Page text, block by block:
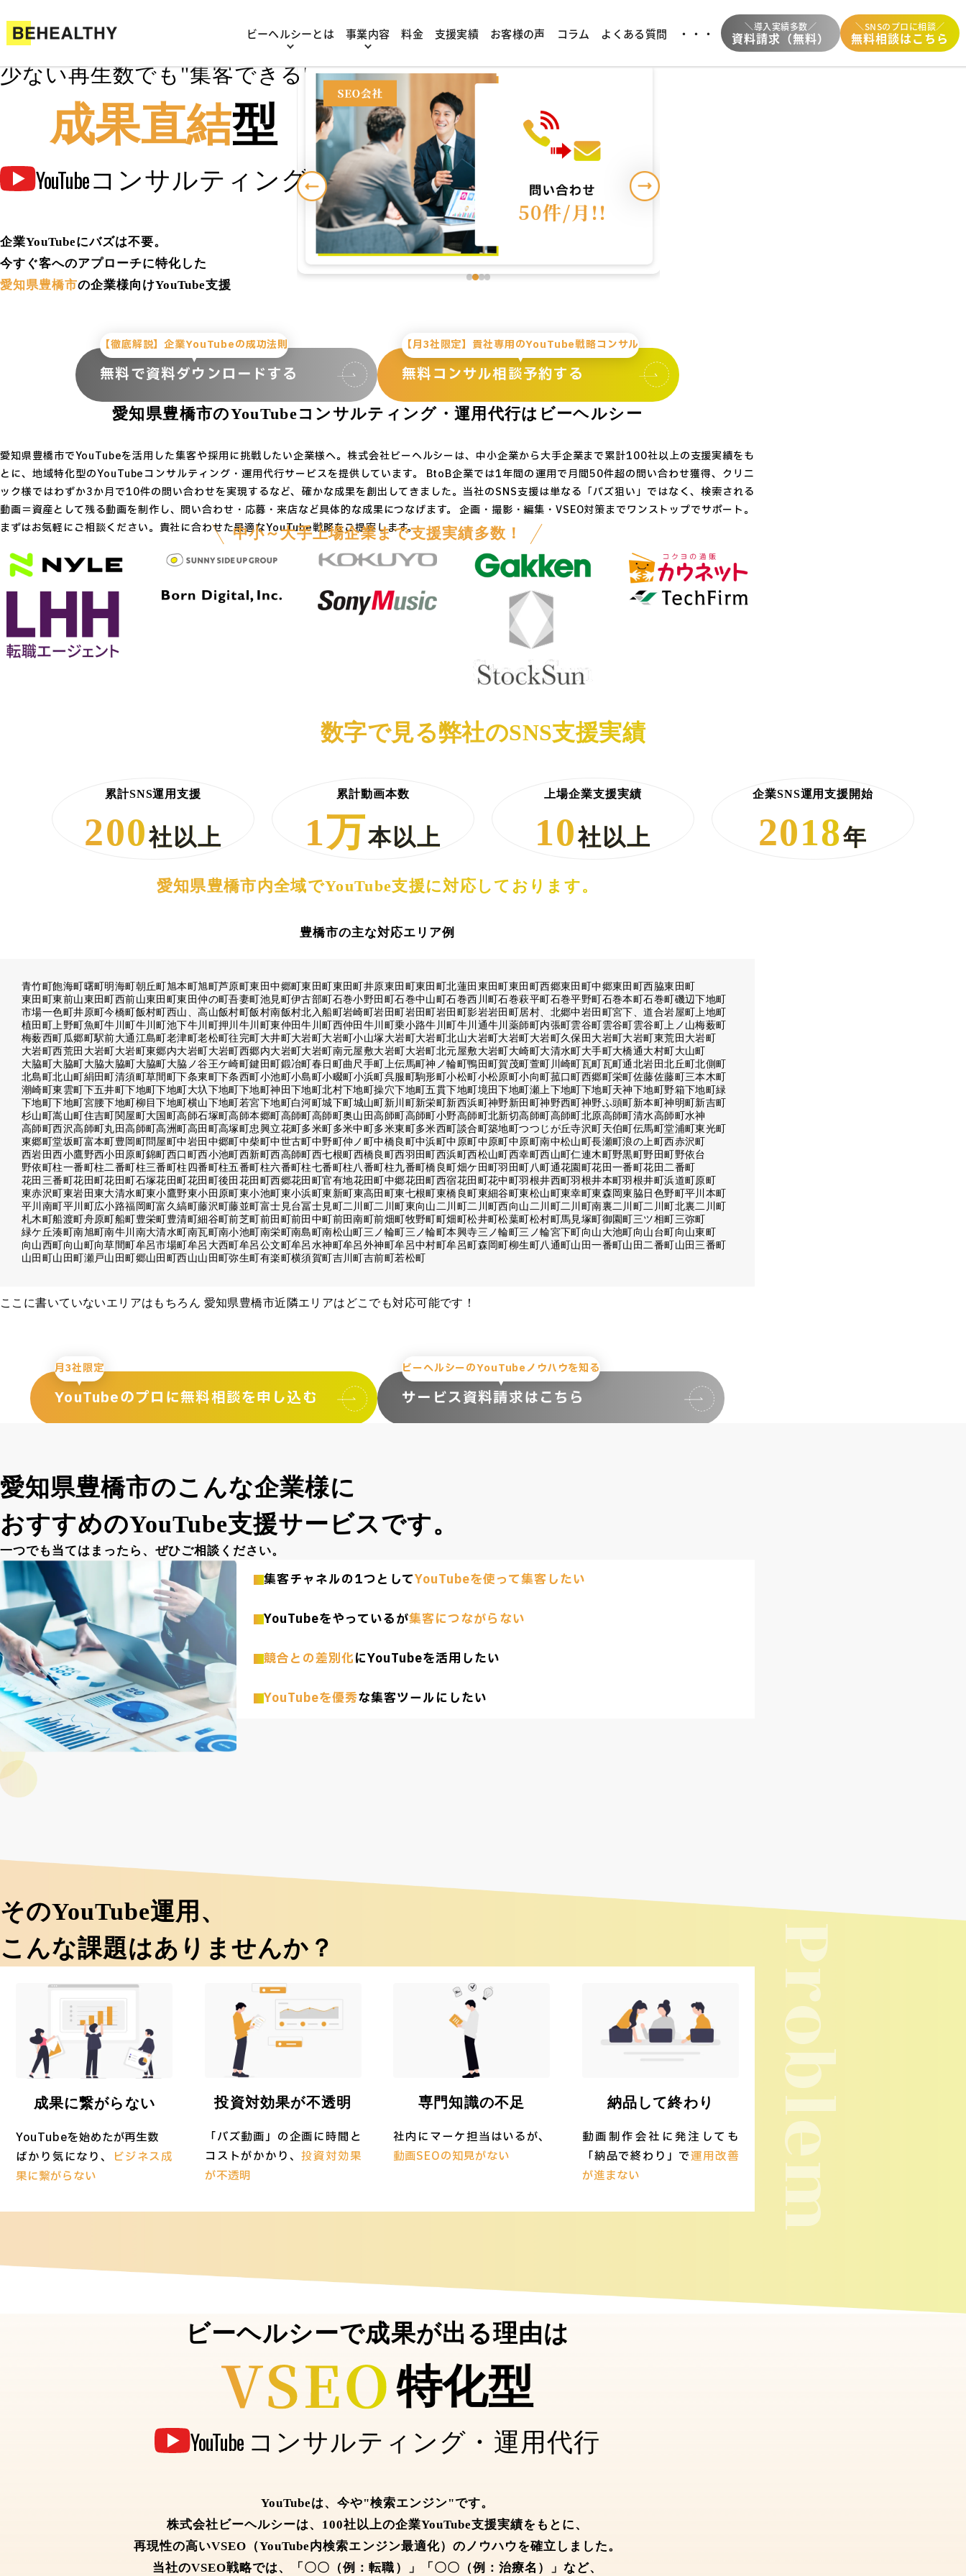
ビーヘルシーとは 事業内容 料金 支援実績 お客様の声 コラム よくある質問 ・・・ ＼導入実績多数／
資料請求（無料）
＼SNSのプロに相談／
無料相談はこちら
少ない再生数でも"集客できる"
成果直結型
YouTubeコンサルティング
企業YouTubeにバズは不要。
今すぐ客へのアプローチに特化した
愛知県豊橋市の企業様向けYouTube支援
【徹底解説】企業YouTubeの成功法則
無料で資料ダウンロードする
【月3社限定】貴社専用のYouTube戦略コンサル
無料コンサル相談予約する
愛知県豊橋市のYouTubeコンサルティング・運用代行は ビーヘルシー
愛知県豊橋市でYouTubeを活用した集客や採用に挑戦したい企業様へ。株式会社ビーヘルシーは、中小企業から大手企業まで累計100社以上の支援実績をも
とに、地域特化型のYouTubeコンサルティング・運用代行サービスを提供しています。 BtoB企業では1年間の運用で月間50件超の問い合わせ獲得、クリニ
ック様ではわずか3か月で10件の問い合わせを実現するなど、確かな成果を創出してきました。当社のSNS支援は単なる「バズ狙い」ではなく、検索される
動画＝資産として残る動画を制作し、問い合わせ・応募・来店など具体的な成果につなげます。 企画・撮影・編集・VSEO対策までワンストップでサポート。
まずはお気軽にご相談ください。貴社に合わせた最適なYouTube戦略をご提案します。
中小～大手上場企業まで支援実績多数！
数字で見る弊社のSNS支援実績
累計SNS運用支援
200社以上
累計動画本数
1万本以上
上場企業支援実績
10社以上
企業SNS運用支援開始
2018年
愛知県豊橋市内全域でYouTube支援に対応しております。
豊橋市の主な対応エリア例
青竹町飽海町 曙町 明海町 朝丘町 旭本町旭町芦原町東田中郷町東田町 東田町井原東田町東田町北蓮田 東田町 東田町西郷東田町中郷東田町西脇東田町
東田町東前山東田町西前山東田町東田仲の町吾妻町 池見町 伊古部町 石巻小野田町石巻中山町石巻西川町石巻萩平町 石巻平野町 石巻本町石巻町 磯辺下地町
市場一色町井原町今橋町 飯村町西山、高山飯村町飯村南飯村北 入船町岩崎町岩田町 岩田町 岩田町影岩岩田町居村、北郷中岩田町宮下、道合岩屋町上地町
植田町上野町 魚町牛川町 牛川町池下牛川町押川 牛川町東仲田牛川町西仲田 牛川町乗小路牛川町 牛川通牛川薬師町 内張町 雲谷町 雲谷町 雲谷町上ノ山梅薮町
梅薮西町
瓜郷町駅前大通 江島町 老津町老松町往完町 大井町 大岩町 大岩町小山塚大岩町 大岩町北山大岩町 大岩町 大岩町久保田 大岩町 大岩町東荒田 大岩町
大岩町西荒田 大岩町 大岩町東郷内大岩町 大岩町西郷内大岩町 大岩町南元屋敷大岩町 大岩町北元屋敷大岩町 大崎町 大清水町 大手町 大橋通 大村町 大山町
大脇町 大脇町大脇大脇町 大脇町大脇ノ谷王ケ崎町鍵田町 鍛冶町 春日町 曲尺手町 上伝馬町神ノ輪町鴨田町賀茂町 萱町 川崎町 瓦町 瓦町通 北岩田北丘町北側町
北島町北山町 絹田町 清須町草間町下条東町下条西町 小池町 小島町小畷町 小浜町 呉服町駒形町小松町 小松原町小向町 菰口町 西郷町栄町 佐藤佐藤町 三本木町
潮崎町東雲町 下五井町下地町下地町大圦下地町 下地町神田 下地町北村下地町操穴下地町五貫下地町境田下地町瀬上下地町 下地町天神下地町野箱下地町緑
下地町下地町宮腰下地町柳目下地町横山下地町若宮下地町 白河町城下町 城山町 新川町 新栄町 新西浜町 神野新田町神野西町 神野ふ頭町 新本町神明町 新吉町
杉山町嵩山町 住吉町 関屋町 大国町高師石塚町高師本郷町 高師町 高師町奥山田高師町 高師町小野高師町北新切高師町 高師町北原高師町清水高師町水神
高師町西沢高師町丸田高師町高洲町 高田町高塚町忠興立花町 多米町 多米中町 多米東町 多米西町 談合町 築地町つつじが丘寺沢町 天伯町 伝馬町堂浦町東光町
東郷町堂坂町 富本町 豊岡町 問屋町中岩田 中郷町 中柴町中世古町 中野町仲ノ町中橋良町中浜町中原町 中原町 中原町南中松山町長瀬町浪の上町西赤沢町
西岩田西小鷹野西小田原町錦町 西口町西小池町 西新町西高師町 西七根町 西橋良町西羽田町 西浜町西松山町 西幸町西山町仁連木町野黒町野田町 野依台
野依町柱一番町 柱二番町 柱三番町柱四番町柱五番町 柱六番町柱七番町柱八番町 柱九番町橋良町 畑ケ田町羽田町 八町通花園町花田一番町花田二番町
花田三番町花田町花田町石塚花田町 花田町後田 花田町西郷花田町官有地花田町中郷花田町西宿花田町 花中町羽根井西町羽根井本町羽根井町浜道町 原町
東赤沢町 東岩田 東大清水町東小鷹野東小田原町 東小池町 東小浜町東新町 東高田町東七根町 東橋良町 東細谷町東松山町 東幸町東森岡東脇 日色野町 平川本町
平川南町 平川町 広小路福岡町富久縞町藤沢町藤並町 富士見台冨士見町二川町二川町東向山二川町二川町西向山二川町 二川町南裏二川町二川町北裏二川町
札木町船渡町 舟原町 船町 豊栄町 豊清町細谷町前芝町 前田町 前田中町 前田南町前畑町 牧野町 町畑町松井町松葉町 松村町 馬見塚町 御園町 三ツ相町 三弥町
緑ケ丘湊町南旭町南牛川 南大清水町 南瓦町南小池町 南栄町 南島町南松山町 三ノ輪町 三ノ輪町本興寺三ノ輪町三ノ輪宮下町 向山大池町 向山台町 向山東町
向山西町 向山町 向草間町 牟呂市場町 牟呂大西町 牟呂公文町 牟呂水神町牟呂外神町牟呂中村町牟呂町 森岡町 柳生町 八通町 山田一番町 山田二番町 山田三番町
山田町 山田町瀬戸山田町郷山田町西山山田町弥生町 有楽町 横須賀町 吉川町 吉前町若松町
ここに書いていないエリアはもちろん 愛知県豊橋市近隣エリアはどこでも対応可能です！
月3社限定
YouTubeのプロに無料相談を申し込む
ビーヘルシーのYouTubeノウハウを知る
サービス資料請求はこちら
愛知県豊橋市のこんな企業様に
おすすめのYouTube支援サービスです。
一つでも当てはまったら、ぜひご相談ください。
集客チャネルの1つとしてYouTubeを使って集客したい
YouTubeをやっているが集客につながらない
競合との差別化にYouTubeを活用したい
YouTubeを優秀な集客ツールにしたい
Problem
そのYouTube運用、
こんな課題はありませんか？
成果に繋がらない
YouTubeを始めたが再生数
ばかり気になり、
ビジネス成
果に繋がらない
投資対効果が不透明
「バズ動画」の企画に時間と
コストがかかり、投資対効果
が不透明
専門知識の不足
社内にマーケ担当はいるが、
動画SEOの知見がない
納品して終わり
動画制作会社に発注しても
「納品で終わり」で運用改善
が進まない
ビーヘルシーで成果が出る理由は
特化型
YouTube コンサルティング・運用代行
YouTubeは、今や"検索エンジン"です。
株式会社ビーヘルシーは、100社以上の企業YouTube支援実績をもとに、
再現性の高いVSEO（YouTube内検索エンジン最適化）のノウハウを確立しました。
当社のVSEO戦略では、「〇〇（例：転職）」「〇〇（例：治療名）」など、